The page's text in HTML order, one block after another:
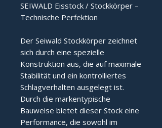
SEIWALD Eisstock / Stockkörper –
Technische Perfektion
Der Seiwald Stockkörper zeichnet
sich durch eine spezielle
Konstruktion aus, die auf maximale
Stabilität und ein kontrolliertes
Schlagverhalten ausgelegt ist.
Durch die markentypische
Bauweise bietet dieser Stock eine
Performance, die sowohl im